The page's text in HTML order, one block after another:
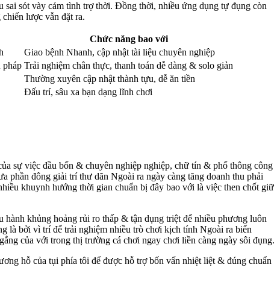
sai sót vày cảm tình trợ thời. Đồng thời, nhiều ứng dụng tự đụng còn
lược vẫn đặt ra.
Chức năng bao với
Giao bệnh Nhanh, cập nhật tài liệu chuyên nghiệp
pháp Trải nghiệm chân thực, thanh toán dễ dàng & solo giản
Thường xuyên cập nhật thành tựu, dễ ăn tiền
Đấu trí, sâu xa bạn dạng lĩnh chơi
sự việc đầu bốn & chuyên nghiệp nghiệp, chữ tín & phổ thông công
phần đông giải trí thư dãn Ngoài ra ngày càng tăng doanh thu phải
khuynh hướng thời gian chuẩn bị đây bao với là việc then chốt giữ
khủng hoảng rủi ro thấp & tận dụng triệt để nhiều phương luôn
là bởi vì trí để trải nghiệm nhiều trò chơi kịch tính Ngoài ra biến
của với trong thị trường cá chơi ngay chơi liền càng ngày sôi đụng.
hỗ của tụi phía tôi để được hỗ trợ bốn vấn nhiệt liệt & đúng chuẩn